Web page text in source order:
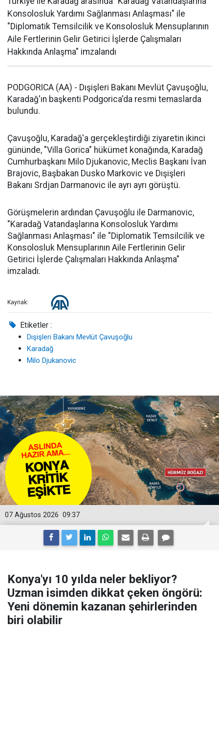
Konsolosluk Yardımı Sağlanması Anlaşması" ile
"Diplomatik Temsilcilik ve Konsolosluk Mensuplarının
Aile Fertlerinin Gelir Getirici İşlerde Çalışmaları
Hakkında Anlaşma" imzalandı
PODGORICA (AA) - Dışişleri Bakanı Mevlüt Çavuşoğlu,
Karadağ'ın başkenti Podgorica'da resmi temaslarda
bulundu.
Çavuşoğlu, Karadağ'a gerçekleştirdiği ziyaretin ikinci
gününde, "Villa Gorica" hükümet konağında, Karadağ
Cumhurbaşkanı Milo Djukanovic, Meclis Başkanı İvan
Brajovic, Başbakan Dusko Markovic ve Dışişleri
Bakanı Srdjan Darmanovic ile ayrı ayrı görüştü.
Görüşmelerin ardından Çavuşoğlu ile Darmanovic,
"Karadağ Vatandaşlarına Konsolosluk Yardımı
Sağlanması Anlaşması" ile "Diplomatik Temsilcilik ve
Konsolosluk Mensuplarının Aile Fertlerinin Gelir
Getirici İşlerde Çalışmaları Hakkında Anlaşma"
imzaladı.
Kaynak:
Etiketler :
Dışişleri Bakanı Mevlüt Çavuşoğlu
Karadağ
Milo Djukanovic
09:37
07 Ağustos 2026
Konya'yı 10 yılda neler bekliyor?
Uzman isimden dikkat çeken öngörü:
Yeni dönemin kazanan şehirlerinden
biri olabilir